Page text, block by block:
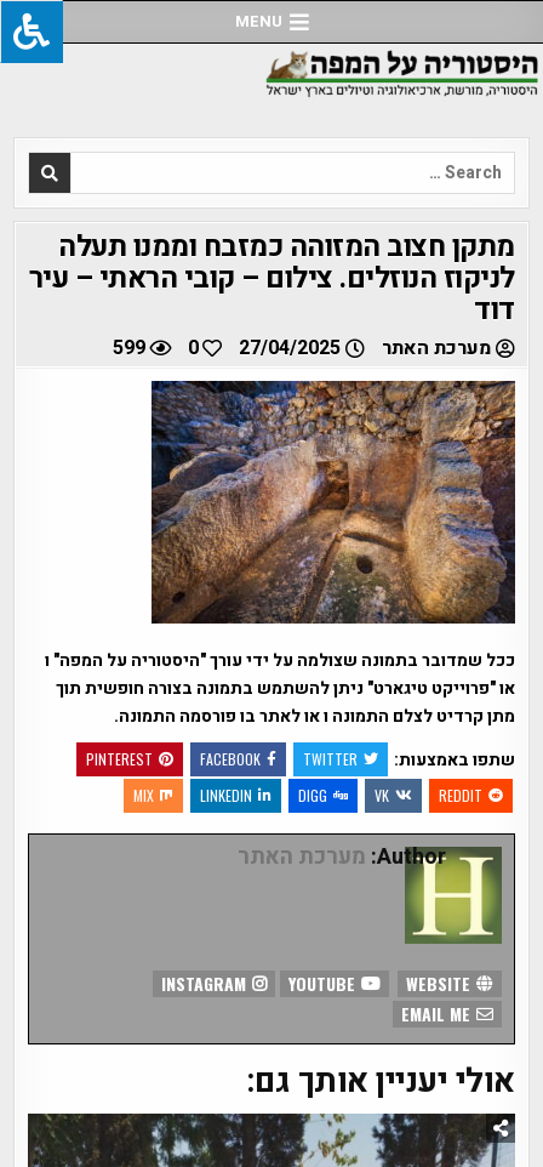
to
content
MENU
Search
for:
מתקן חצוב המזוהה כמזבח וממנו תעלה
לניקוז הנוזלים. צילום – קובי הראתי – עיר
דוד
מערכת האתר 27/04/2025
0
599
ככל שמדובר בתמונה שצולמה על ידי עורך "היסטוריה על המפה" ו
או "פרוייקט טיגארט" ניתן להשתמש בתמונה בצורה חופשית תוך
מתן קרדיט לצלם התמונה ו או לאתר בו פורסמה התמונה.
שתפו באמצעות:
TWITTER
FACEBOOK
PINTEREST
REDDIT
VK
DIGG
LINKEDIN
MIX
Author: מערכת האתר
INSTAGRAM
אולי יעניין אותך גם: